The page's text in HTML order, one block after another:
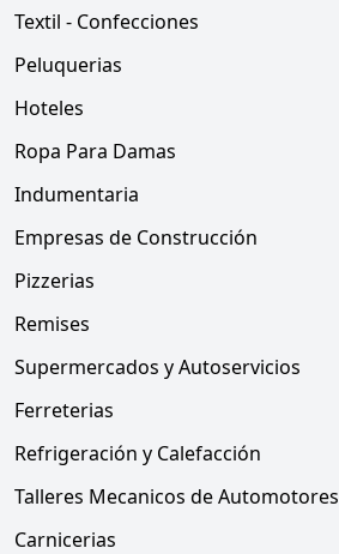
Textil - Confecciones
Peluquerias
Hoteles
Ropa Para Damas
Indumentaria
Empresas de Construcción
Pizzerias
Remises
Supermercados y Autoservicios
Ferreterias
Refrigeración y Calefacción
Talleres Mecanicos de Automotores
Carnicerias